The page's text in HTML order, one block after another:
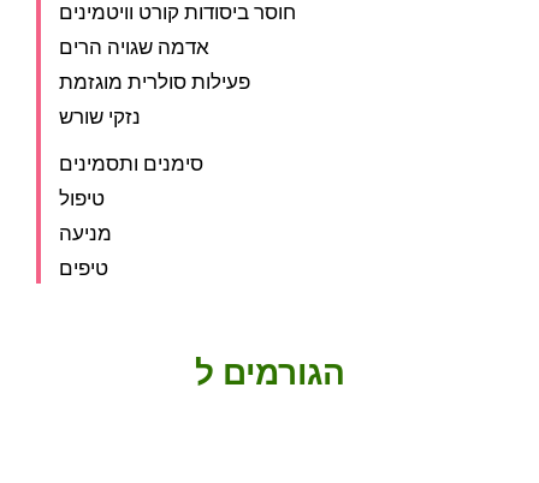
חוסר ביסודות קורט וויטמינים
אדמה שגויה הרים
פעילות סולרית מוגזמת
נזקי שורש
סימנים ותסמינים
טיפול
מניעה
טיפים
הגורמים ל